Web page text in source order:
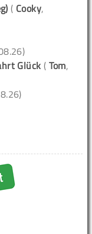
( Cooky,
Glück ( Tom,